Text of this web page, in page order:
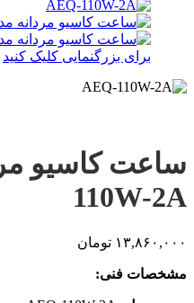
برای بزرگنمایی کلیک کنید
110W-2A
۱۳,۸۶۰,۰۰۰ تومان
مشخصات فنی: